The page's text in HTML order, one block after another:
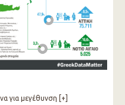
για μεγέθυνση [+]